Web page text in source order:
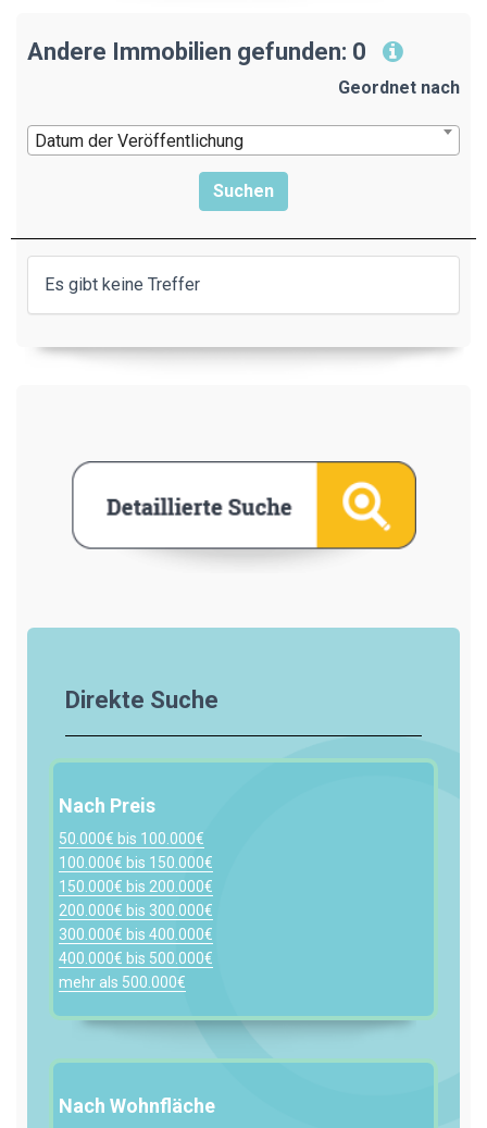
Andere Immobilien gefunden: 0
Geordnet nach
Datum der Veröffentlichung
Es gibt keine Treffer
Direkte Suche
Nach Preis
50.000€ bis 100.000€
100.000€ bis 150.000€
150.000€ bis 200.000€
200.000€ bis 300.000€
300.000€ bis 400.000€
400.000€ bis 500.000€
mehr als 500.000€
Nach Wohnfläche